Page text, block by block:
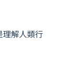
解人類行